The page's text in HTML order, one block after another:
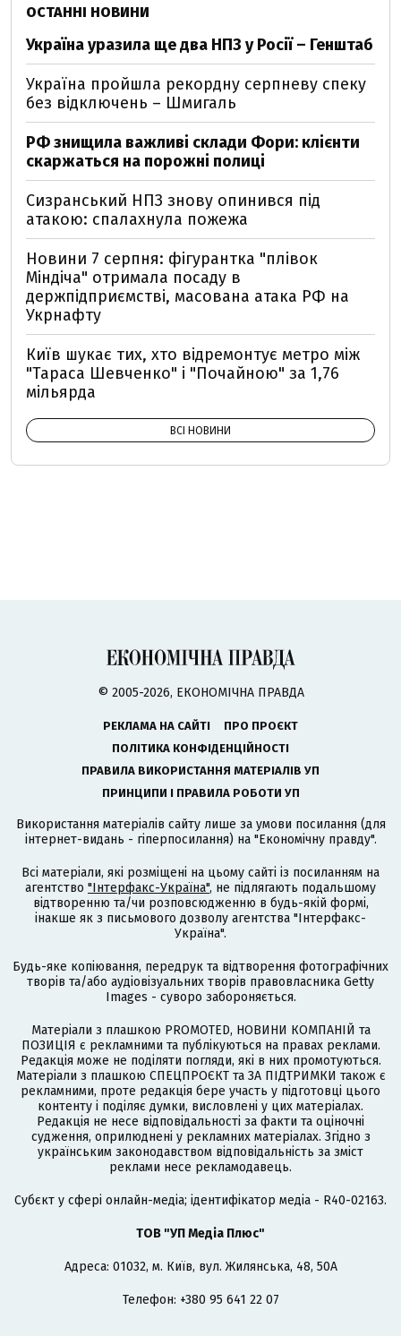
ОСТАННІ НОВИНИ
Україна уразила ще два НПЗ у Росії – Генштаб
Україна пройшла рекордну серпневу спеку
без відключень – Шмигаль
РФ знищила важливі склади Фори: клієнти
скаржаться на порожні полиці
Сизранський НПЗ знову опинився під
атакою: спалахнула пожежа
Новини 7 серпня: фігурантка "плівок
Міндіча" отримала посаду в
держпідприємстві, масована атака РФ на
Укрнафту
Київ шукає тих, хто відремонтує метро між
"Тараса Шевченко" і "Почайною" за 1,76
мільярда
ВСІ НОВИНИ
© 2005-2026, ЕКОНОМІЧНА ПРАВДА
РЕКЛАМА НА САЙТІ
ПРО ПРОЄКТ
ПОЛІТИКА КОНФІДЕНЦІЙНОСТІ
ПРАВИЛА ВИКОРИСТАННЯ МАТЕРІАЛІВ УП
ПРИНЦИПИ І ПРАВИЛА РОБОТИ УП
Використання матеріалів сайту лише за умови посилання (для
інтернет-видань - гіперпосилання) на "Економічну правду".
Всі матеріали, які розміщені на цьому сайті із посиланням на
агентство "Інтерфакс-Україна", не підлягають подальшому
відтворенню та/чи розповсюдженню в будь-якій формі,
інакше як з письмового дозволу агентства "Інтерфакс-
Україна".
Будь-яке копіювання, передрук та відтворення фотографічних
творів та/або аудіовізуальних творів правовласника Getty
Images - суворо забороняється.
Матеріали з плашкою PROMOTED, НОВИНИ КОМПАНІЙ та
ПОЗИЦІЯ є рекламними та публікуються на правах реклами.
Редакція може не поділяти погляди, які в них промотуються.
Матеріали з плашкою СПЕЦПРОЄКТ та ЗА ПІДТРИМКИ також є
рекламними, проте редакція бере участь у підготовці цього
контенту і поділяє думки, висловлені у цих матеріалах.
Редакція не несе відповідальності за факти та оціночні
судження, оприлюднені у рекламних матеріалах. Згідно з
українським законодавством відповідальність за зміст
реклами несе рекламодавець.
Cубєкт у сфері онлайн-медіа; ідентифікатор медіа - R40-02163.
ТОВ "УП Медіа Плюс"
Адреса: 01032, м. Київ, вул. Жилянська, 48, 50А
Телефон: +380 95 641 22 07